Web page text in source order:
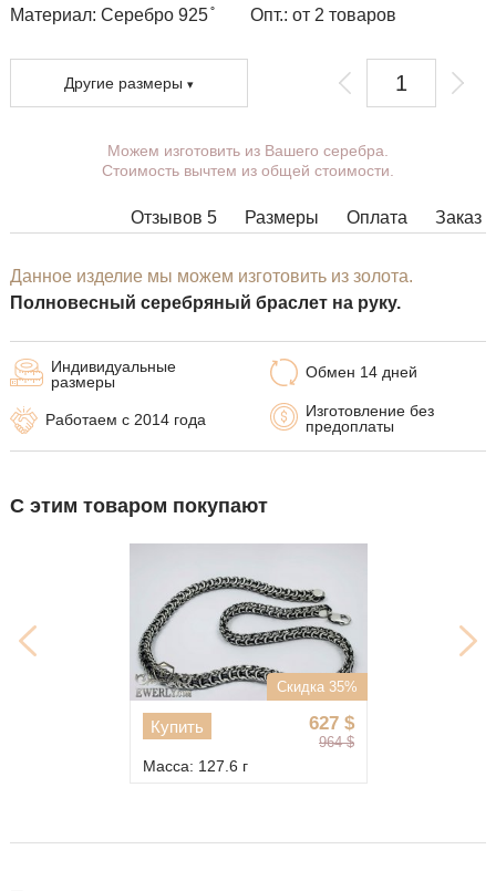
Материал: Серебро 925 ̊
Опт.: от 2 товаров
Другие размеры
Вы можете выбрать покрытие,
массу, длину, ширину, замок.
комбинациями ширины, длины и
менеджеры свяжутся с Вами.
Можем изготовить из Вашего серебра.
Стоимость вычтем из общей стоимости.
Отзывов 5 Заказ
Оплата
Размеры
Данное изделие мы можем изготовить из золота.
Полновесный серебряный браслет на руку.
Обмен 14 дней
Изготовление без
предоплаты
Индивидуальные
размеры
Работаем с 2014 года
С этим товаром покупают
Скидка 35%
627 $
964 $
Купить
Масса: 127.6 г